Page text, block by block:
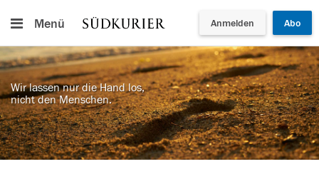
Menü Anmelden Abo
Wir lassen nur die Hand los,
nicht den Menschen.